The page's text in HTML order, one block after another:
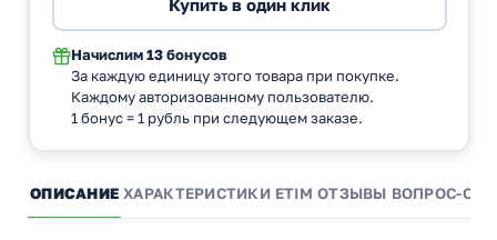
Начислим 13 бонусов
За каждую единицу этого товара при покупке.
Каждому авторизованному пользователю.
1 бонус = 1 рубль при следующем заказе.
ОПИСАНИЕ ХАРАКТЕРИСТИКИ ETIM ОТЗЫВЫ ВОПРОС-